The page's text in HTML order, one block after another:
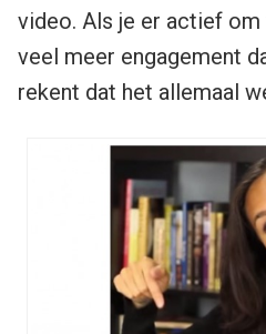
video. Als je er actief om
veel meer engagement
rekent dat het allemaal